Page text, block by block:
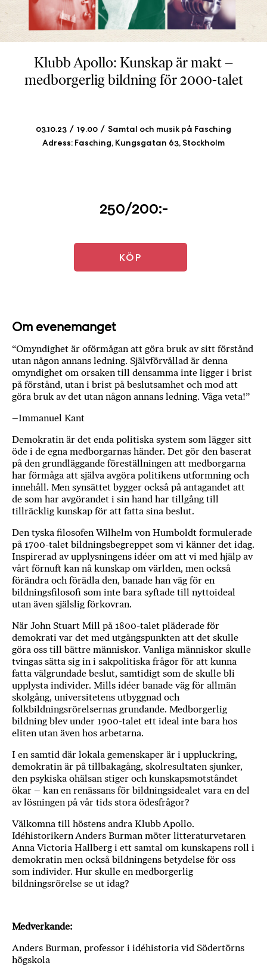
b
ö
c
e
r
n
s
i
T
a
Klubb Apollo: Kunskap är makt –
medborgerlig bildning för 2000-talet
03.10.23 19.00
Samtal och musik på Fasching
Adress: Fasching, Kungsgatan 63, Stockholm
250/200:-
KÖP
Om evenemanget
“Omyndighet är oförmågan att göra bruk av sitt förstånd
utan någon annans ledning. Självförvållad är denna
omyndighet om orsaken till densamma inte ligger i brist
på förstånd, utan i brist på beslutsamhet och mod att
göra bruk av det utan någon annans ledning. Våga veta!”
–Immanuel Kant
Demokratin är det enda politiska system som lägger sitt
öde i de egna medborgarnas händer. Det gör den baserat
på den grundläggande föreställningen att medborgarna
har förmåga att själva avgöra politikens utformning och
innehåll. Men synsättet bygger också på antagandet att
de som har avgörandet i sin hand har tillgång till
tillräcklig kunskap för att fatta sina beslut.
Den tyska filosofen Wilhelm von Humboldt formulerade
på 1700-talet bildningsbegreppet som vi känner det idag.
Inspirerad av upplysningens idéer om att vi med hjälp av
vårt förnuft kan nå kunskap om världen, men också
förändra och förädla den, banade han väg för en
bildningsfilosofi som inte bara syftade till nyttoideal
utan även själslig förkovran.
När John Stuart Mill på 1800-talet pläderade för
demokrati var det med utgångspunkten att det skulle
göra oss till bättre människor. Vanliga människor skulle
tvingas sätta sig in i sakpolitiska frågor för att kunna
fatta välgrundade beslut, samtidigt som de skulle bli
upplysta individer. Mills idéer banade väg för allmän
skolgång, universitetens utbyggnad och
folkbildningsrörelsernas grundande. Medborgerlig
bildning blev under 1900-talet ett ideal inte bara hos
eliten utan även hos arbetarna.
I en samtid där lokala gemenskaper är i uppluckring,
demokratin är på tillbakagång, skolresultaten sjunker,
den psykiska ohälsan stiger och kunskapsmotståndet
ökar – kan en renässans för bildningsidealet vara en del
av lösningen på vår tids stora ödesfrågor?
Välkomna till höstens andra Klubb Apollo.
Idéhistorikern Anders Burman möter litteraturvetaren
Anna Victoria Hallberg i ett samtal om kunskapens roll i
demokratin men också bildningens betydelse för oss
som individer. Hur skulle en medborgerlig
bildningsrörelse se ut idag?
Medverkande:
Anders Burman, professor i idéhistoria vid Södertörns
högskola